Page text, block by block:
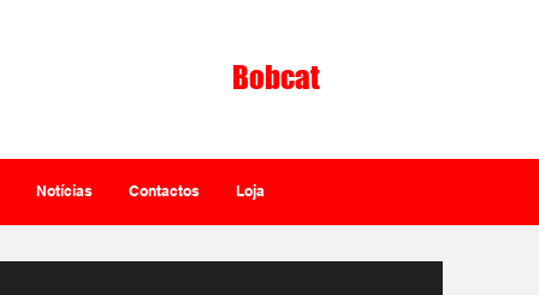
Bobcat
Notícias Contactos Loja